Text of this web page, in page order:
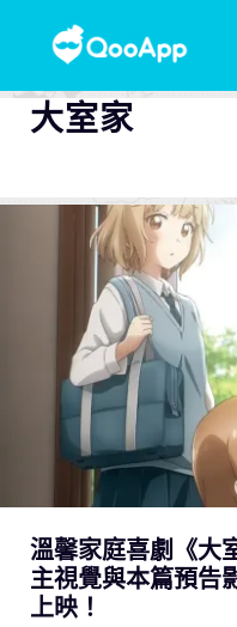
大室家
溫馨家庭喜劇《
主視覺與本篇預告
上映！